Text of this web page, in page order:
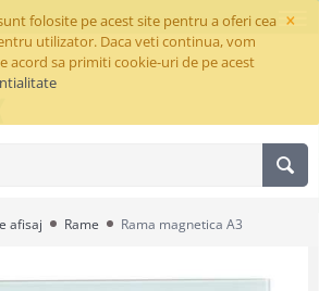
×
folosite pe acest site pentru a oferi cea
utilizator. Daca veti continua, vom
acord sa primiti cookie-uri de pe acest
afisaj Rame Rama magnetica A3